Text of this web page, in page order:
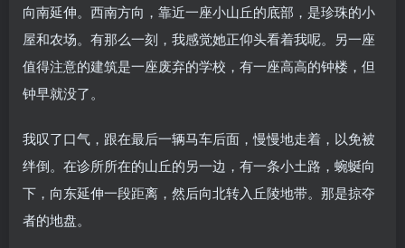
向南延伸。西南方向，靠近一座小山丘的底部，是珍珠的小
屋和农场。有那么一刻，我感觉她正仰头看着我呢。另一座
值得注意的建筑是一座废弃的学校，有一座高高的钟楼，但
钟早就没了。
我叹了口气，跟在最后一辆马车后面，慢慢地走着，以免被
绊倒。在诊所所在的山丘的另一边，有一条小土路，蜿蜒向
下，向东延伸一段距离，然后向北转入丘陵地带。那是掠夺
者的地盘。